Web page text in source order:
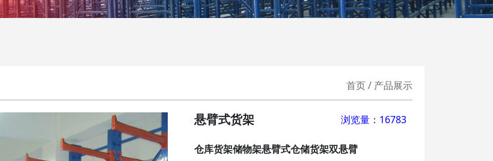
首页 / 产品展示
悬臂式货架 浏览量：16783
仓库货架储物架悬臂式仓储货架双悬臂